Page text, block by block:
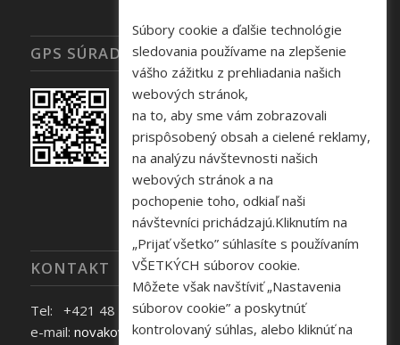
GPS SÚRADNICE
KONTAKT
Tel: +421 48 645 40 35
e-mail: novakova@zelpo.sk
Súbory cookie a ďalšie technológie
sledovania používame na zlepšenie
vášho zážitku z prehliadania našich
webových stránok,
na to, aby sme vám zobrazovali
prispôsobený obsah a cielené reklamy,
na analýzu návštevnosti našich
webových stránok a na
pochopenie toho, odkiaľ naši
návštevníci prichádzajú.Kliknutím na
„Prijať všetko” súhlasíte s používaním
VŠETKÝCH súborov cookie.
Môžete však navštíviť „Nastavenia
súborov cookie” a poskytnúť
kontrolovaný súhlas, alebo kliknúť na